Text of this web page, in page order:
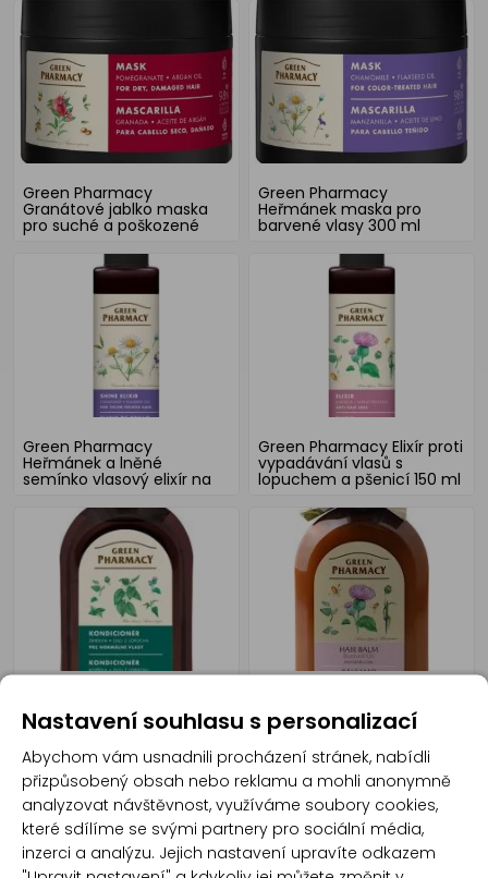
Green Pharmacy
Granátové jablko maska
pro suché a poškozené
vlasy 300 ml
Green Pharmacy
Heřmánek maska pro
barvené vlasy 300 ml
Green Pharmacy
Heřmánek a lněné
semínko vlasový elixír na
barvené vlasy 150 ml
Green Pharmacy Elixír proti
vypadávání vlasů s
lopuchem a pšenicí 150 ml
Lopuch kondicionér pro
normální vlasy 350 ml
kondicionér proti
vypadávání vlasů s
lopuchem a pšenicí 350 ml
Nastavení souhlasu s personalizací
Abychom vám usnadnili procházení stránek, nabídli
přizpůsobený obsah nebo reklamu a mohli anonymně
analyzovat návštěvnost, využíváme soubory cookies,
které sdílíme se svými partnery pro sociální média,
inzerci a analýzu. Jejich nastavení upravíte odkazem